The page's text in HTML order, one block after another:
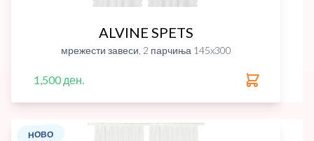
ALVINE SPETS
мрежести завеси, 2 парчиња 145x300
1,500 ден.
НОВО